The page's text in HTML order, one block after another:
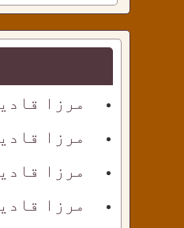
مرزا
مرزا
مرزا
مرزا